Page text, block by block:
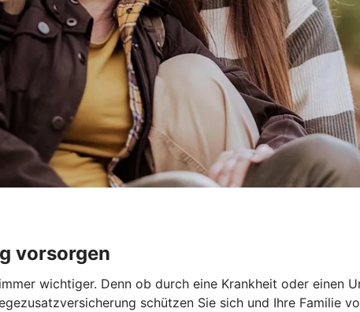
vorsorgen
wichtiger. Denn ob durch eine Krankheit oder einen
schützen Sie sich und Ihre Familie